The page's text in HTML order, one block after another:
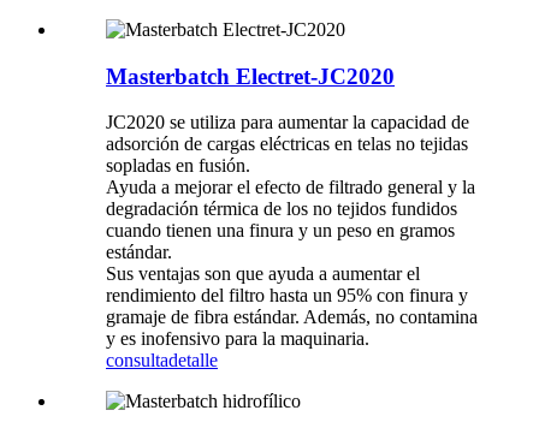
Masterbatch Electret-JC2020
JC2020 se utiliza para aumentar la capacidad de
adsorción de cargas eléctricas en telas no tejidas
sopladas en fusión.
Ayuda a mejorar el efecto de filtrado general y la
degradación térmica de los no tejidos fundidos
cuando tienen una finura y un peso en gramos
estándar.
Sus ventajas son que ayuda a aumentar el
rendimiento del filtro hasta un 95% con finura y
gramaje de fibra estándar. Además, no contamina
y es inofensivo para la maquinaria.
consultadetalle